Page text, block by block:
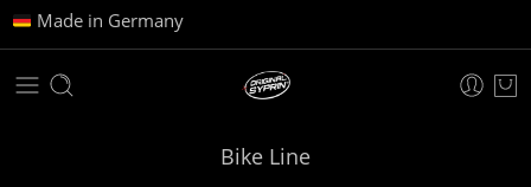
Made in Germany
Bike Line